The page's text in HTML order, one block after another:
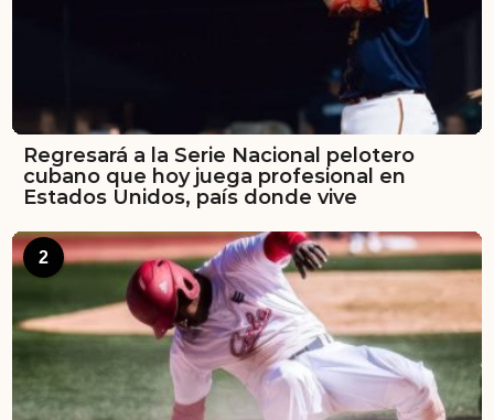
Regresará a la Serie Nacional pelotero
cubano que hoy juega profesional en
Estados Unidos, país donde vive
2